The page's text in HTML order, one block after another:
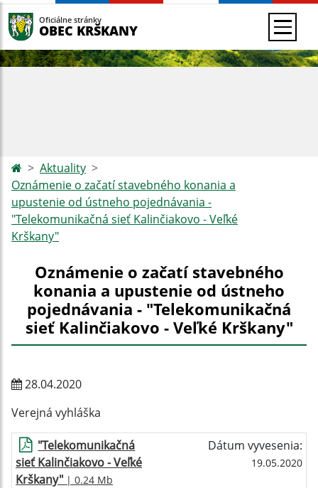
Oficiálne stránky
OBEC KRŠKANY
Aktuality
Oznámenie o začatí stavebného konania a
upustenie od ústneho pojednávania -
"Telekomunikačná sieť Kalinčiakovo - Veľké
Krškany"
Oznámenie o začatí stavebného
konania a upustenie od ústneho
pojednávania - "Telekomunikačná
sieť Kalinčiakovo - Veľké Krškany"
28.04.2020
Verejná vyhláška
"Telekomunikačná
sieť Kalinčiakovo - Veľké
Krškany" | 0.24 Mb
Dátum vyvesenia:
19.05.2020